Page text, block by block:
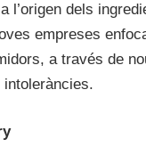
l’origen dels
empreses
a través de
intoleràncies.